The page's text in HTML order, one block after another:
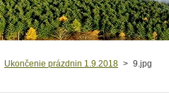
Ukončenie prázdnin 1.9.2018 > 9.jpg